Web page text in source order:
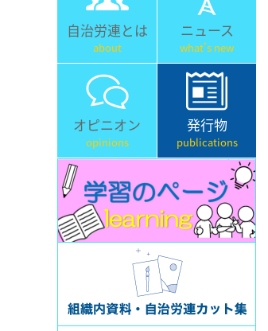
自治労連とは
about
ニュース
what's new
オピニオン
opinions
発行物
publications